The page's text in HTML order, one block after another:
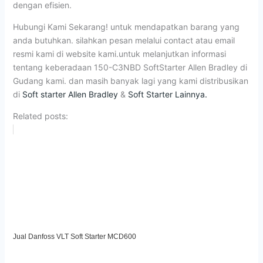
dengan efisien.
Hubungi Kami Sekarang! untuk mendapatkan barang yang
anda butuhkan. silahkan pesan melalui contact atau email
resmi kami di website kami.untuk melanjutkan informasi
tentang keberadaan 150-C3NBD SoftStarter Allen Bradley di
Gudang kami. dan masih banyak lagi yang kami distribusikan
di Soft starter Allen Bradley& Soft Starter Lainnya.
Related posts:
Jual Danfoss VLT Soft Starter MCD600